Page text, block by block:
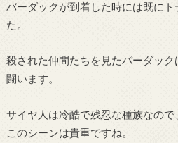
バーダックが到着した時には既に
た。
殺された仲間たちを見たバーダッ
闘います。
サイヤ人は冷酷で残忍な種族なの
このシーンは貴重ですね。